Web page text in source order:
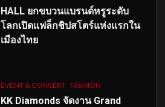
HALL ยกขบวนแบรนด์หรูระดับ
โลกเปิดแฟล็กชิปสโตร์แห่งแรกใน
เมืองไทย
EVENT & CONCERT FASHION
KK Diamonds จัดงาน Grand